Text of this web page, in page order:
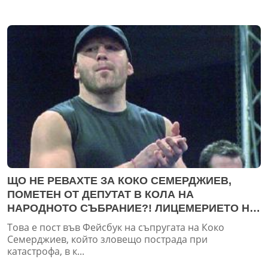
ЩО НЕ РЕВАХТЕ ЗА КОКО СЕМЕРДЖИЕВ,
ПОМЕТЕН ОТ ДЕПУТАТ В КОЛА НА
НАРОДНОТО СЪБРАНИЕ?! ЛИЦЕМЕРИЕТО НА
ОРГАНИЗИРАНАТА „СЪСТРАДАТЕЛНОСТ“
Това е пост във Фейсбук на съпругата на Коко
Семерджиев, който зловещо пострада при
катастрофа, в к...